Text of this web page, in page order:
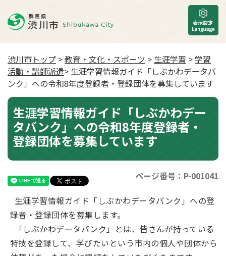
渋川市トップ >教育・文化・スポーツ > 生涯学習 >学習
活動・講師派遣> 生涯学習情報ガイド「しぶかわデータバ
ンク」への令和8年度登録者・登録団体を募集しています
生涯学習情報ガイド「しぶかわデー
タバンク」への令和8年度登録者・
登録団体を募集しています
ページ番号：P-001041
生涯学習情報ガイド「しぶかわデータバンク」への登
録者・登録団体を募集します。
「しぶかわデータバンク」とは、皆さんが持っている
特技を登録して、学びたいという市内の個人や団体から